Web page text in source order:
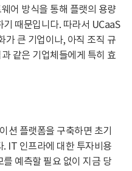
어 방식을 통해 플랫의 용량
때문입니다. 따라서 UCaaS
가 큰 기업이나, 아직 조직 규
같은 기업체들에게 특히 효
션 플랫폼을 구축하면 초기
. IT 인프라에 대한 투자비용
예측할 필요 없이 지금 당